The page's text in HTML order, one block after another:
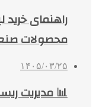
راهنمای خرید
محصولات
۱۴۰۵/۰۳/۲۵
📊 مدیریت